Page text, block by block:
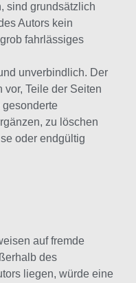
sind grundsätzlich
Autors kein
fahrlässiges
unverbindlich. Der
Teile der Seiten
gesonderte
zu löschen
oder endgültig
auf fremde
des
liegen, würde eine